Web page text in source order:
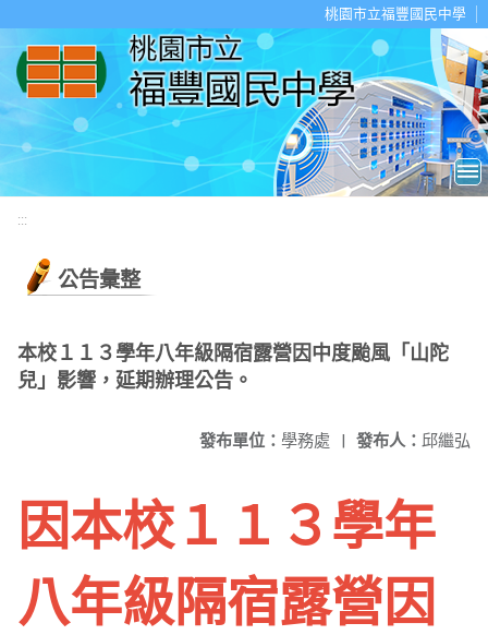
桃園市立福豐國民中學
:::
公告彙整
本校１１３學年八年級隔宿露營因中度颱風「山陀
兒」影響，延期辦理公告。
發布人： 邱繼弘
發布單位： 學務處 |
因本校１１３學年
八年級隔宿露營因